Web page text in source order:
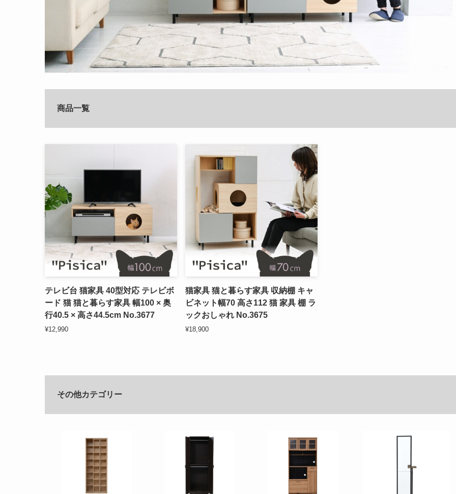
商品一覧
テレビ台 猫家具 40型対応 テレビボ
ード 猫 猫と暮らす家具 幅100 × 奥
行40.5 × 高さ44.5cm No.3677
¥12,990
猫家具 猫と暮らす家具 収納棚 キャ
ビネット幅70 高さ112 猫 家具 棚 ラ
ックおしゃれ No.3675
¥18,900
その他カテゴリー